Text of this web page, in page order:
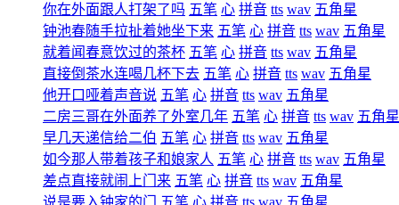
你在外面跟人打架了吗 五笔 心 拼音 tts wav 五角星
钟池春随手拉扯着她坐下来 五笔 心 拼音 tts wav 五角星
就着闻春意饮过的茶杯 五笔 心 拼音 tts wav 五角星
直接倒茶水连喝几杯下去 五笔 心 拼音 tts wav 五角星
他开口哑着声音说 五笔 心 拼音 tts wav 五角星
二房三哥在外面养了外室几年 五笔 心 拼音 tts wav 五角星
早几天递信给二伯 五笔 心 拼音 tts wav 五角星
如今那人带着孩子和娘家人 五笔 心 拼音 tts wav 五角星
差点直接就闹上门来 五笔 心 拼音 tts wav 五角星
说是要入钟家的门
五笔 心 拼音 tts wav 五角星